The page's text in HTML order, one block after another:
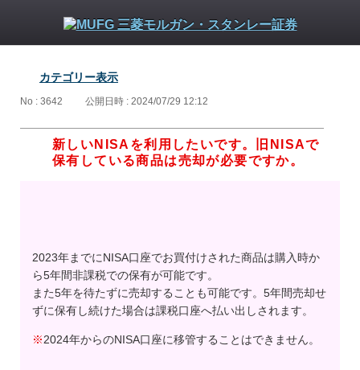
カテゴリー表示
No : 3642 公開日時 : 2024/07/29 12:12
新しいNISAを利用したいです。旧NISAで
保有している商品は売却が必要ですか。
2023年までにNISA口座でお買付けされた商品は購入時か
ら5年間非課税での保有が可能です。
また5年を待たずに売却することも可能です。5年間売却せ
ずに保有し続けた場合は課税口座へ払い出しされます。
※2024年からのNISA口座に移管することはできません。